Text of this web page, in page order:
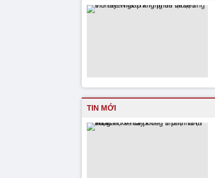
TIN MỚI